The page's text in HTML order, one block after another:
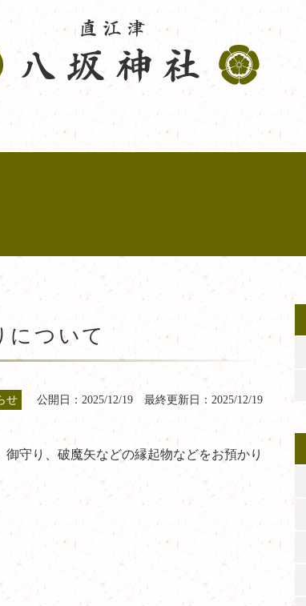
について
せ 公開日：2025/12/19 最終更新日：2025/12/19
守り、破魔矢などの縁起物などをお預かり